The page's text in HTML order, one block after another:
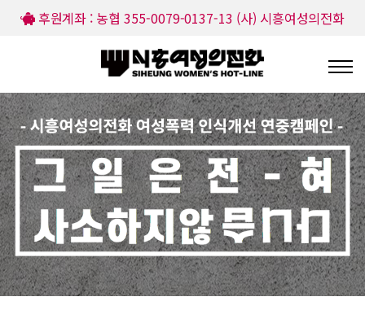
후원계좌 : 농협 355-0079-0137-13 (사) 시흥여성의전화